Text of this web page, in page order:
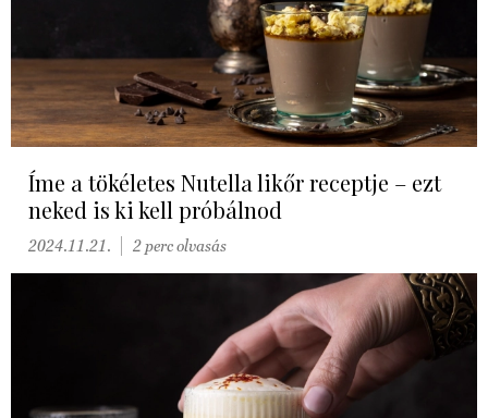
Íme a tökéletes Nutella likőr receptje – ezt
neked is ki kell próbálnod
2024.11.21. 2 perc olvasás